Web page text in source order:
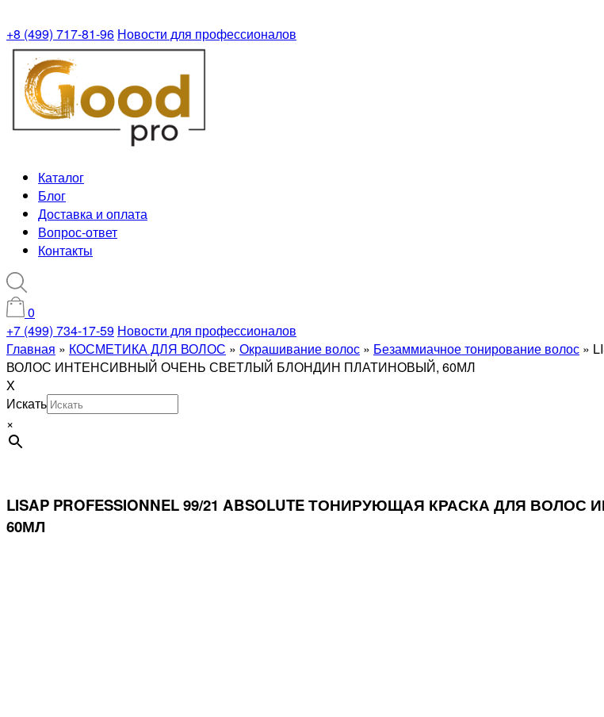
+8 (499) 717-81-96 Новости для профессионалов
Каталог
Блог
Доставка и оплата
Вопрос-ответ
Контакты
0
+7 (499) 734-17-59 Новости для профессионалов
Главная » КОСМЕТИКА ДЛЯ ВОЛОС » Окрашивание волос » Безаммиачное тонирование волос »
ВОЛОС ИНТЕНСИВНЫЙ ОЧЕНЬ СВЕТЛЫЙ БЛОНДИН ПЛАТИНОВЫЙ, 60МЛ
X
Искать
×
LISAP PROFESSIONNEL 99/21 ABSOLUTE ТОНИРУЮЩАЯ КРАСКА ДЛЯ
60МЛ